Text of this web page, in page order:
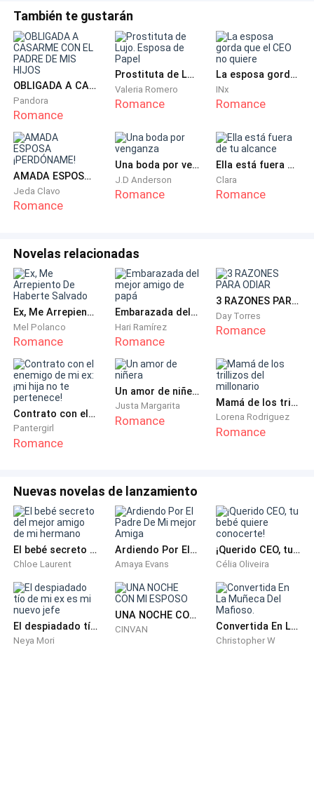
También te gustarán
OBLIGADA A CASARME CON EL PADRE DE MIS HIJOS
Pandora
Romance
Prostituta de Lujo. Esposa de Papel
Valeria Romero
Romance
La esposa gorda que el CEO no quiere
INx
Romance
AMADA ESPOSA ¡PERDÓNAME!
Jeda Clavo
Romance
Una boda por venganza
J.D Anderson
Romance
Ella está fuera de tu alcance
Clara
Romance
Novelas relacionadas
Ex, Me Arrepiento De Haberte Salvado
Mel Polanco
Romance
Embarazada del mejor amigo de papá
Hari Ramírez
Romance
3 RAZONES PARA ODIAR
Day Torres
Romance
Contrato con el enemigo de mi ex: ¡mi hija no te pertenece!
Pantergirl
Romance
Un amor de niñera
Justa Margarita
Romance
Mamá de los trillizos del millonario
Lorena Rodriguez
Romance
Nuevas novelas de lanzamiento
El bebé secreto del mejor amigo de mi hermano
Chloe Laurent
Ardiendo Por El Padre De Mi mejor Amiga
Amaya Evans
¡Querido CEO, tu bebé quiere conocerte!
Célia Oliveira
El despiadado tío de mi ex es mi nuevo jefe
Neya Mori
UNA NOCHE CON MI ESPOSO
CINVAN Convertida En La Muñeca Del Mafioso.
Christopher W